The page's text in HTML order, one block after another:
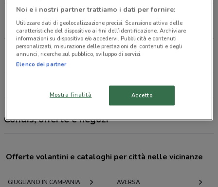
Via Santa Maria a Cubito Giugliano In Campania
4.4 km
CHIUSO
Via Provinciale Trentola Parete Trentola-ducenta
5 km
CHIUSO
Tutti i negozi Cofidis
Cofidis, offerte e negozi
Offerte volantini e cataloghi per città nelle vicinanze
GIUGLIANO IN CAMPANIA AVERSA
Noi e i nostri partner trattiamo i dati per fornire:
Utilizzare dati di geolocalizzazione precisi. Scansione attiva delle
caratteristiche del dispositivo ai fini dell’identificazione. Archiviare
informazioni su dispositivo e/o accedervi. Pubblicità e contenuti
personalizzati, misurazione delle prestazioni dei contenuti e degli
annunci, ricerche sul pubblico, sviluppo di servizi.
Elenco dei partner
Mostra finalità Accetto